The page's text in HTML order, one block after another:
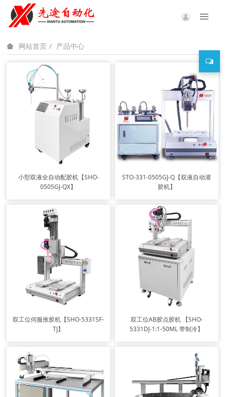
网站首页 产品中心
小型双液全自动配胶机【SHO-
0505GJ-QX】
STO-331-0505GJ-Q【双液自动灌
胶机】
双工位伺服推胶机【SHO-5331SF-
TJ】
双工位AB胶点胶机 【SHO-
5331DJ-1:1-50ML 带制冷】